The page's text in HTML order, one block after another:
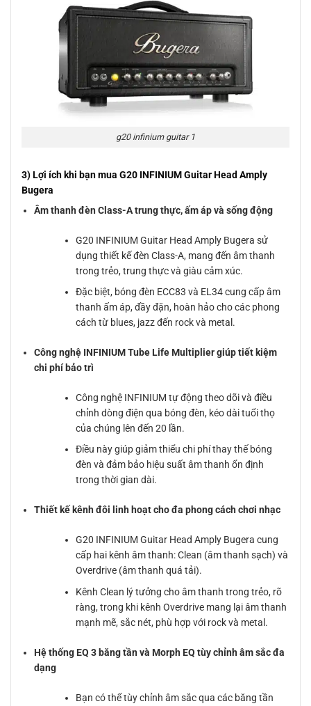
g20 infinium guitar 1
3) Lợi ích khi bạn mua G20 INFINIUM Guitar Head Amply
Bugera
Âm thanh đèn Class-A trung thực, ấm áp và sống động
G20 INFINIUM Guitar Head Amply Bugera sử
dụng thiết kế đèn Class-A, mang đến âm thanh
trong trẻo, trung thực và giàu cảm xúc.
Đặc biệt, bóng đèn ECC83 và EL34 cung cấp âm
thanh ấm áp, đầy đặn, hoàn hảo cho các phong
cách từ blues, jazz đến rock và metal.
Công nghệ INFINIUM Tube Life Multiplier giúp tiết kiệm
chi phí bảo trì
Công nghệ INFINIUM tự động theo dõi và điều
chỉnh dòng điện qua bóng đèn, kéo dài tuổi thọ
của chúng lên đến 20 lần.
Điều này giúp giảm thiểu chi phí thay thế bóng
đèn và đảm bảo hiệu suất âm thanh ổn định
trong thời gian dài.
Thiết kế kênh đôi linh hoạt cho đa phong cách chơi nhạc
G20 INFINIUM Guitar Head Amply Bugera cung
cấp hai kênh âm thanh: Clean (âm thanh sạch) và
Overdrive (âm thanh quá tải).
Kênh Clean lý tưởng cho âm thanh trong trẻo, rõ
ràng, trong khi kênh Overdrive mang lại âm thanh
mạnh mẽ, sắc nét, phù hợp với rock và metal.
Hệ thống EQ 3 băng tần và Morph EQ tùy chỉnh âm sắc đa
dạng
Bạn có thể tùy chỉnh âm sắc qua các băng tần